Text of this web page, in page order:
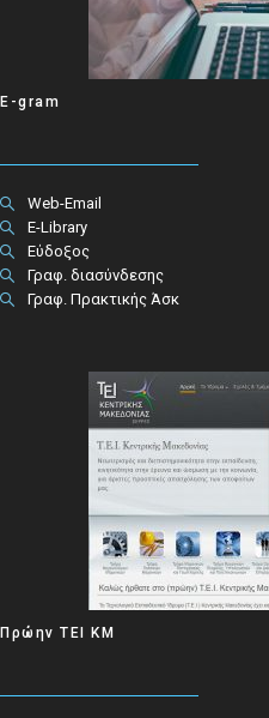
E-gram
Web-Email
E-Library
Εύδοξος
Γραφ. διασύνδεσης
Γραφ. Πρακτικής Άσκ
Πρώην ΤΕΙ ΚΜ